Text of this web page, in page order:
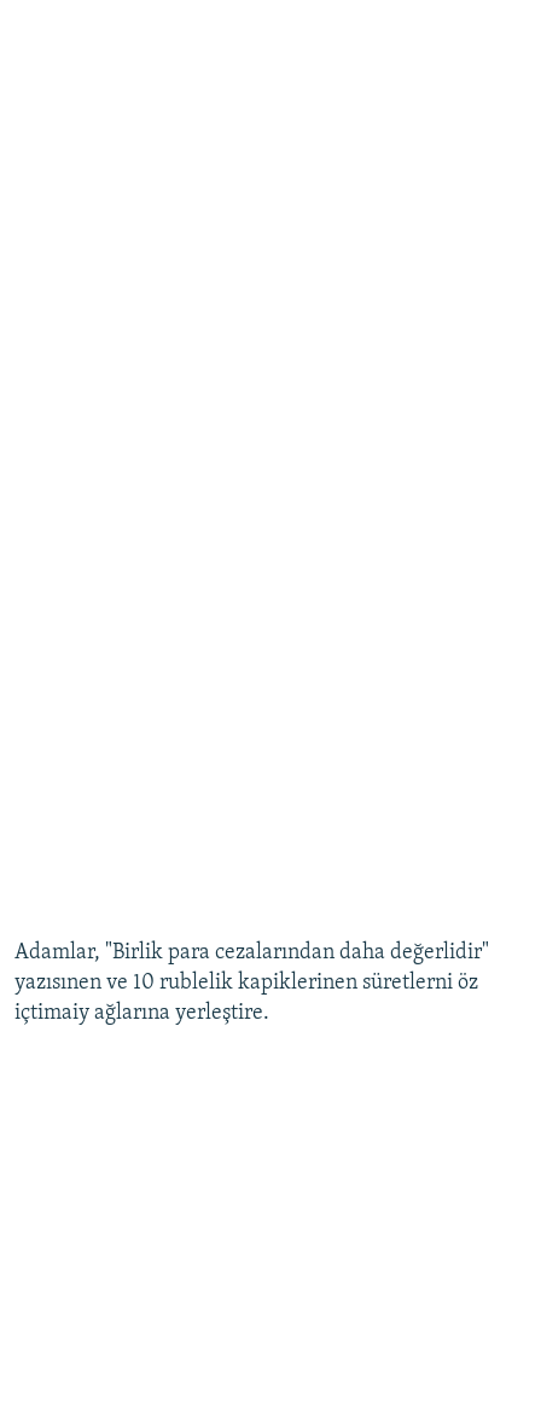
Adamlar, "Birlik para cezalarından daha değerlidir"
yazısınen ve 10 rublelik kapiklerinen süretlerni öz
içtimaiy ağlarına yerleştire.